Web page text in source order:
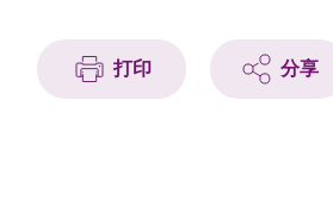
打印 分享